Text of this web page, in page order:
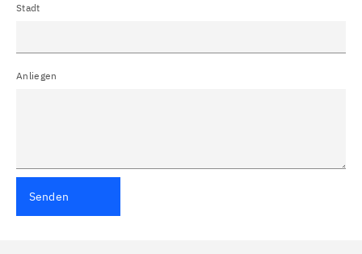
Stadt
Anliegen
Senden